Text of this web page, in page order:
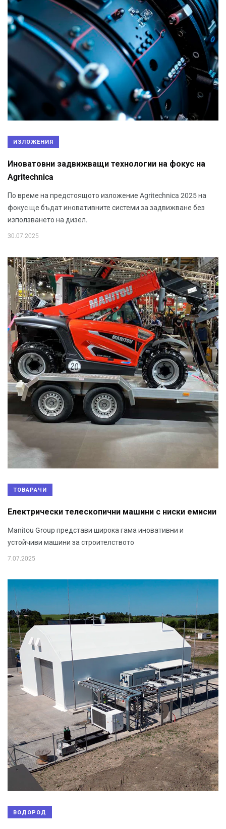
ИЗЛОЖЕНИЯ
Иноватовни задвижващи технологии на фокус на
Agritechnica
По време на предстоящото изложение Agritechnica 2025 на
фокус ще бъдат иновативните системи за задвижване без
използването на дизел.
30.07.2025
ТОВАРАЧИ
Електрически телескопични машини с ниски емисии
Manitou Group представи широка гама иновативни и
устойчиви машини за строителството
7.07.2025
ВОДОРОД